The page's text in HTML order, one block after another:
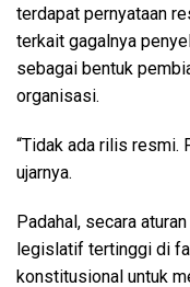
terdapat pernyataan
terkait gagalnya
sebagai bentuk
organisasi.
“Tidak ada rilis resmi.
ujarnya.
Padahal, secara
legislatif tertinggi di
konstitusional untuk